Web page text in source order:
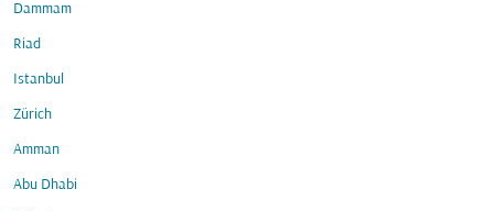
Dammam
Riad
Istanbul
Zürich
Amman
Abu Dhabi